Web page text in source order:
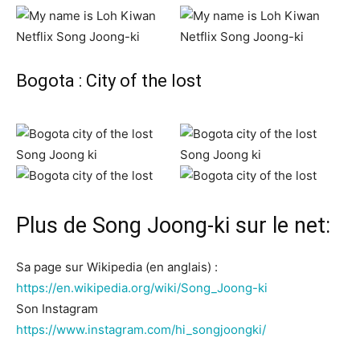
Bogota : City of the lost
Plus de Song Joong-ki sur le net:
Sa page sur Wikipedia (en anglais) :
https://en.wikipedia.org/wiki/Song_Joong-ki
Son Instagram
https://www.instagram.com/hi_songjoongki/